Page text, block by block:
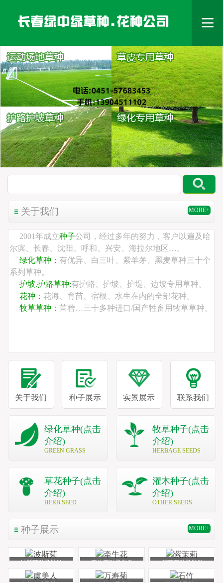
关于我们 MORE+
2001年成立种子公司，经过多年的努力，客户以遍及哈
尔滨、长春、沈阳、呼和、兴安、海拉尔地区…。
绿化草种： 有优异、白三叶、紫羊茅、黑麦草种三十个
系列草种。
护坡.护路草种:有护路、护坡、护堤、边坡专用草种。
花种： 花海、育苗、宿根、水生在内的全部花种。
牧草草种： 苜蓿…三十多种进口/国产牲畜用牧草草种。
关于我们 种子展示 实景展示 联系我们
绿化草种(点击
介绍)
GREEN GRASS
牧草种子(点击
介绍)
HERBAGE SEEDS
草花种子(点击
介绍)
HERB SEED
灌木种子(点击
介绍)
OTHER SEEDS
种子展示 MORE+
波斯菊种子批发 牵牛花种子批发 紫茉莉种子批发